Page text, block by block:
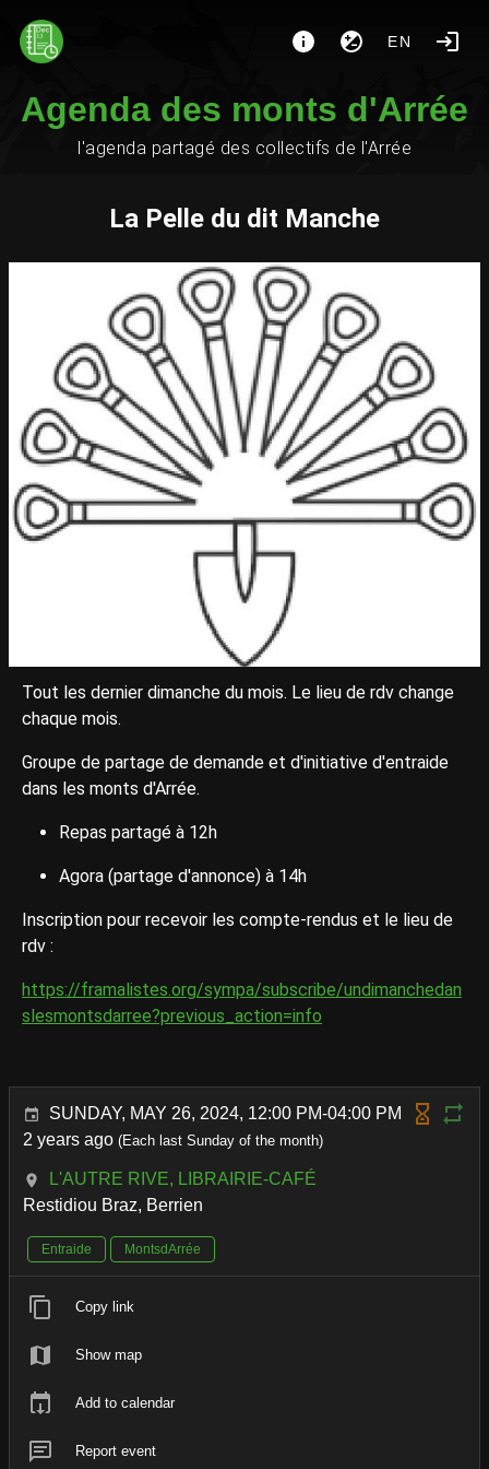
EN
Agenda des monts d'Arrée
l'agenda partagé des collectifs de l'Arrée
La Pelle du dit Manche
Tout les dernier dimanche du mois. Le lieu de rdv change
chaque mois.
Groupe de partage de demande et d'initiative d'entraide
dans les monts d'Arrée.
Repas partagé à 12h
Agora (partage d'annonce) à 14h
Inscription pour recevoir les compte-rendus et le lieu de
rdv :
https://framalistes.org/sympa/subscribe/undimanchedan
slesmontsdarree?previous_action=info
SUNDAY, MAY 26, 2024, 12:00 PM-04:00 PM
2 years ago (Each last Sunday of the month)
L'AUTRE RIVE, LIBRAIRIE-CAFÉ
Restidiou Braz, Berrien
Entraide MontsdArrée
Copy link
Show map
Add to calendar
Report event